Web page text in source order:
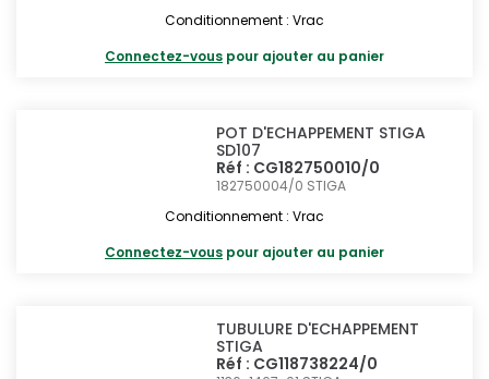
Conditionnement : Vrac
Connectez-vous pour ajouter au panier
POT D'ECHAPPEMENT STIGA
SD107
Réf : CG182750010/0
182750004/0 STIGA
Conditionnement : Vrac
Connectez-vous pour ajouter au panier
TUBULURE D'ECHAPPEMENT
STIGA
Réf : CG118738224/0